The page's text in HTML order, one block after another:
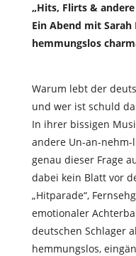
„Hits, Flirts &
Ein Abend mit
hemmungslos
Warum lebt der
und wer ist schuld
In ihrer bissigen
andere Un-an-nehm-
genau dieser Frage
dabei kein Blatt vor
„Hitparade“,
emotionaler
deutschen Schlager
hemmungslos,